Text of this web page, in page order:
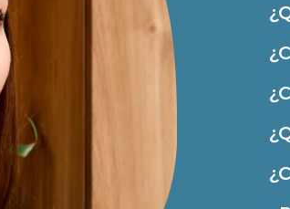
Asistencia
Ayuda